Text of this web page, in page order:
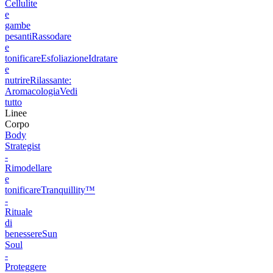
Cellulite
e
gambe
pesantiRassodare
e
tonificareEsfoliazioneIdratare
e
nutrireRilassante:
AromacologiaVedi
tutto
Linee
Corpo
Body
Strategist
-
Rimodellare
e
tonificareTranquillity™
-
Rituale
di
benessereSun
Soul
-
Proteggere